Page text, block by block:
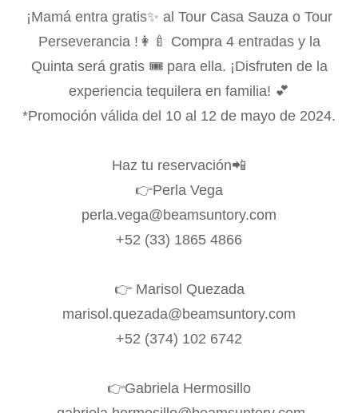
¡Mamá entra gratis✨ al Tour Casa Sauza o Tour
Perseverancia !👩‍🍼 Compra 4 entradas y la
Quinta será gratis 🎟️ para ella. ¡Disfruten de la
experiencia tequilera en familia! 💕
*Promoción válida del 10 al 12 de mayo de 2024.
Haz tu reservación📲
👉Perla Vega
perla.vega@beamsuntory.com
+52 (33) 1865 4866
👉 Marisol Quezada
marisol.quezada@beamsuntory.com
+52 (374) 102 6742
👉Gabriela Hermosillo